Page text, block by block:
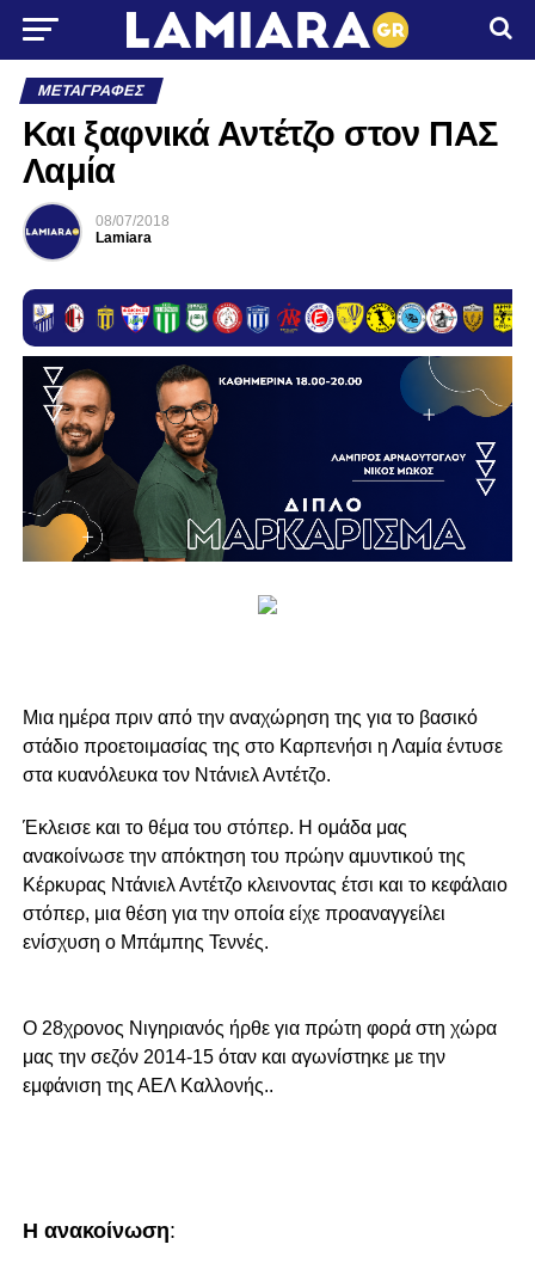
ΜΕΤΑΓΡΑΦΈΣ
Και ξαφνικά Αντέτζο στον ΠΑΣ
Λαμία
08/07/2018
Lamiara
Μια ημέρα πριν από την αναχώρηση της για το βασικό
στάδιο προετοιμασίας της στο Καρπενήσι η Λαμία έντυσε
στα κυανόλευκα τον Ντάνιελ Αντέτζο.
Έκλεισε και το θέμα του στόπερ. Η ομάδα μας
ανακοίνωσε την απόκτηση του πρώην αμυντικού της
Κέρκυρας Ντάνιελ Αντέτζο κλεινοντας έτσι και το κεφάλαιο
στόπερ, μια θέση για την οποία είχε προαναγγείλει
ενίσχυση ο Μπάμπης Τεννές.
Ο 28χρονος Νιγηριανός ήρθε για πρώτη φορά στη χώρα
μας την σεζόν 2014-15 όταν και αγωνίστηκε με την
εμφάνιση της ΑΕΛ Καλλονής..
Η ανακοίνωση: